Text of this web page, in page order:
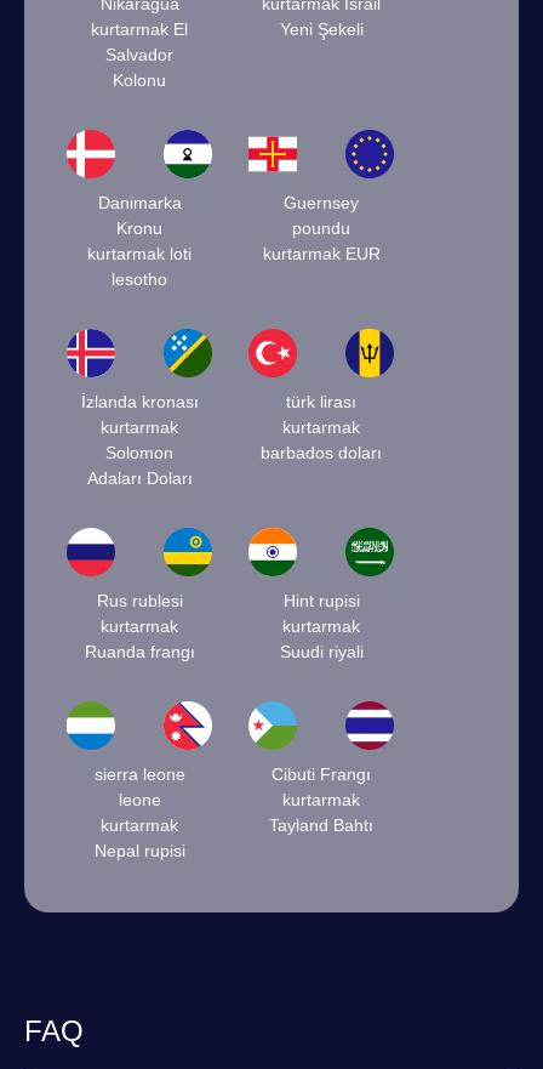
kurtarmak El
Salvador
Kolonu
Yeni Şekeli
Danimarka
Kronu
kurtarmak loti
lesotho
Guernsey
poundu
kurtarmak EUR
İzlanda kronası
kurtarmak
Solomon
Adaları Doları
türk lirası
kurtarmak
barbados doları
Rus rublesi
kurtarmak
Ruanda frangı
Hint rupisi
kurtarmak
Suudi riyali
sierra leone
leone
kurtarmak
Nepal rupisi
Cibuti Frangı
kurtarmak
Tayland Bahtı
FAQ